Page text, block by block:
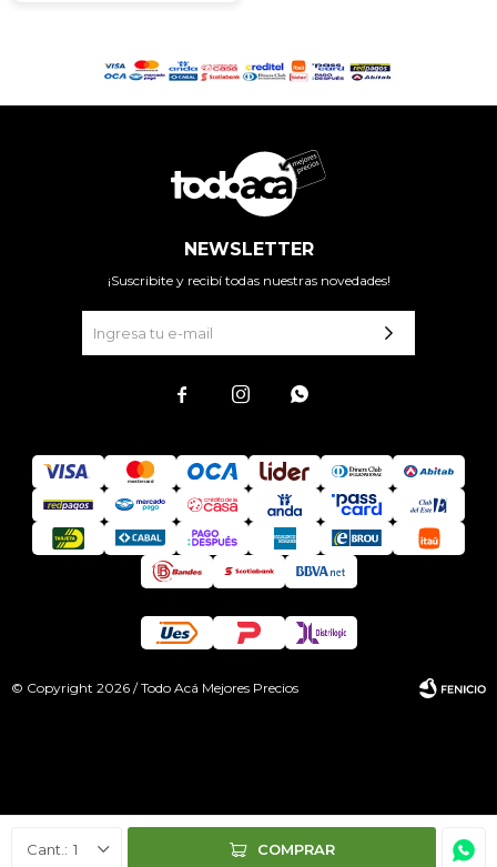
1 COMPRAR
NEWSLETTER
¡Suscribite y recibí todas nuestras novedades!
  
© Copyright 2026 / Todo Acá Mejores Precios
Fenicio